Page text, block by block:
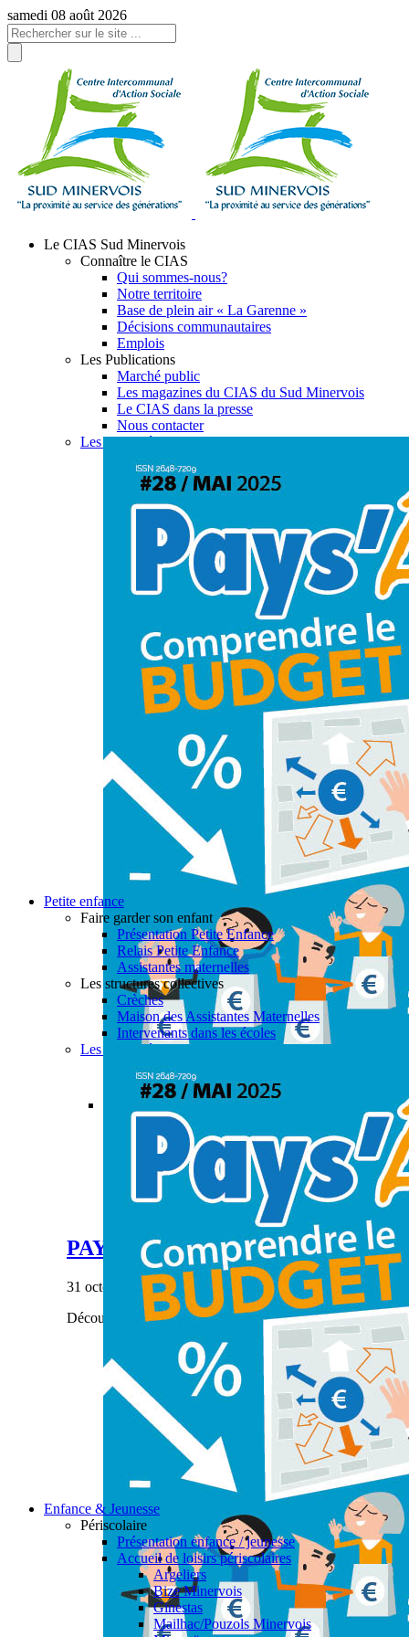
Panneau de gestion des cookies
samedi 08 août 2026
Le CIAS Sud Minervois
Connaître le CIAS
Qui sommes-nous?
Notre territoire
Base de plein air « La Garenne »
Décisions communautaires
Emplois
Les Publications
Marché public
Les magazines du CIAS du Sud Minervois
Le CIAS dans la presse
Nous contacter
Les actualités du CIAS
Permalink
PAYS’ÂGES #28
Actualités Aide à domicile,CIAS Enfance &
PAYS’ÂGES #28
31 octobre 2023|
Découvrez notre dernier numéro de Pays'âges.
Petite enfance
Faire garder son enfant
Présentation Petite Enfance
Relais Petite Enfance
Assistantes maternelles
Les structures collectives
Crèches
Maison des Assistantes Maternelles
Intervenants dans les écoles
Les actualités petite enfance
Enfance & Jeunesse
Périscolaire
Présentation enfance / jeunesse
Accueil de loisirs périscolaires
Argeliers
Bize Minervois
Ginestas
Mailhac/Pouzols Minervois